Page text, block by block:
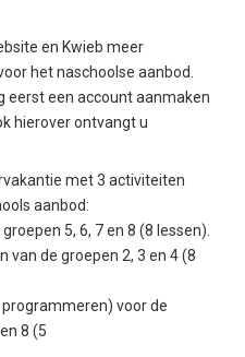
en Kwieb meer
het naschoolse aanbod.
eerst een account aanmaken
hierover ontvangt u
met 3 activiteiten
aanbod:
5, 6, 7 en 8 (8 lessen).
van de groepen 2, 3 en 4 (8
voor de
8 (5